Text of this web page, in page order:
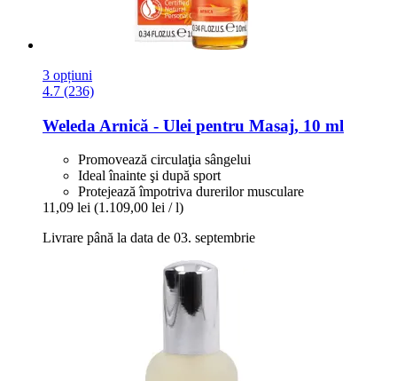
3 opțiuni
4.7 (236)
Weleda Arnică -​ Ulei pentru Masaj, 10 ml
Promovează circulaţia sângelui
Ideal înainte şi după sport
Protejează împotriva durerilor musculare
11,09 lei (1.109,00 lei / l)
Livrare până la data de 03. septembrie